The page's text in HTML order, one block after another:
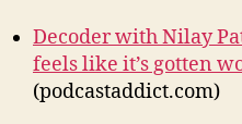
Decoder with Nilay
feels like it’s gotten
(podcastaddict.com)